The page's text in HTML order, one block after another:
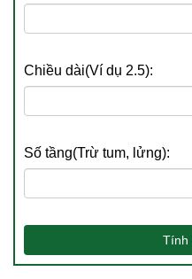
Chiều dài(Ví dụ 2.5):
Số tầng(Trừ tum, lửng):
Tính